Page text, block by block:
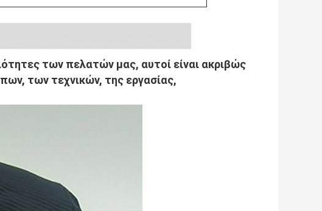
των πελατών μας, αυτοί είναι ακριβώς
των τεχνικών, της εργασίας,